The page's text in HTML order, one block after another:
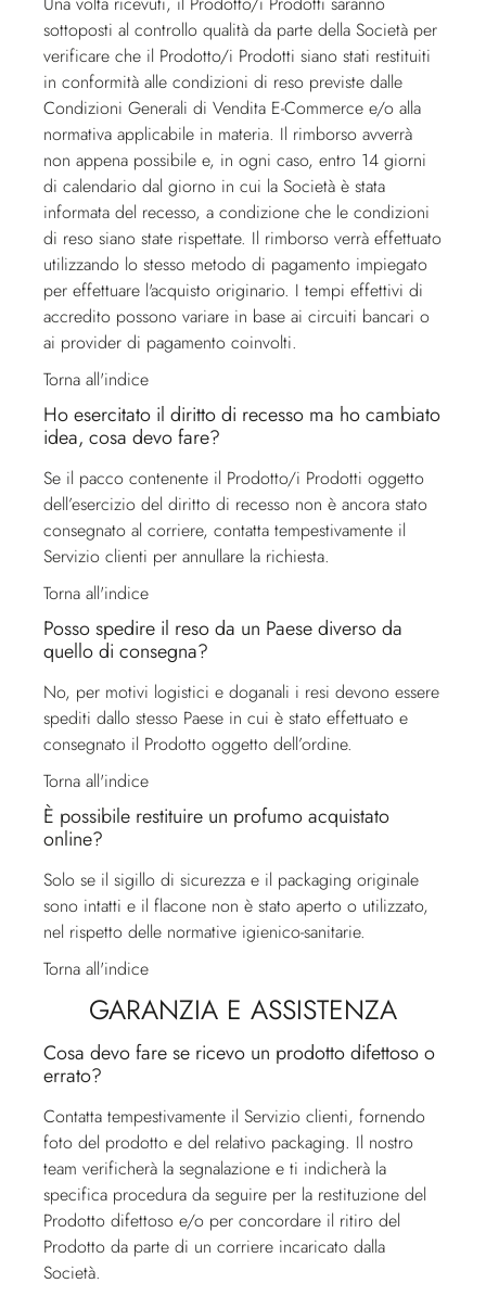
sottoposti al controllo qualità da parte della Società per
verificare che il Prodotto/i Prodotti siano stati restituiti
in conformità alle condizioni di reso previste dalle
Condizioni Generali di Vendita E-Commerce e/o alla
normativa applicabile in materia. Il rimborso avverrà
non appena possibile e, in ogni caso, entro 14 giorni
di calendario dal giorno in cui la Società è stata
informata del recesso, a condizione che le condizioni
di reso siano state rispettate. Il rimborso verrà effettuato
utilizzando lo stesso metodo di pagamento impiegato
per effettuare l'acquisto originario. I tempi effettivi di
accredito possono variare in base ai circuiti bancari o
ai provider di pagamento coinvolti.
Torna all'indice
Ho esercitato il diritto di recesso ma ho cambiato
idea, cosa devo fare?
Se il pacco contenente il Prodotto/i Prodotti oggetto
dell’esercizio del diritto di recesso non è ancora stato
consegnato al corriere, contatta tempestivamente il
Servizio clienti per annullare la richiesta.
Torna all'indice
Posso spedire il reso da un Paese diverso da
quello di consegna?
No, per motivi logistici e doganali i resi devono essere
spediti dallo stesso Paese in cui è stato effettuato e
consegnato il Prodotto oggetto dell’ordine.
Torna all'indice
È possibile restituire un profumo acquistato
online?
Solo se il sigillo di sicurezza e il packaging originale
sono intatti e il flacone non è stato aperto o utilizzato,
nel rispetto delle normative igienico-sanitarie.
Torna all'indice
GARANZIA E ASSISTENZA
Cosa devo fare se ricevo un prodotto difettoso o
errato?
Contatta tempestivamente il Servizio clienti, fornendo
foto del prodotto e del relativo packaging. Il nostro
team verificherà la segnalazione e ti indicherà la
specifica procedura da seguire per la restituzione del
Prodotto difettoso e/o per concordare il ritiro del
Prodotto da parte di un corriere incaricato dalla
Società.